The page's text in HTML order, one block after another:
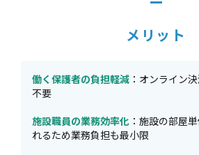
メリット
働く保護者の負担軽減 ：オンライン
不要
施設職員の業務効率化 ：施設の部屋
れるため業務負担も最小限